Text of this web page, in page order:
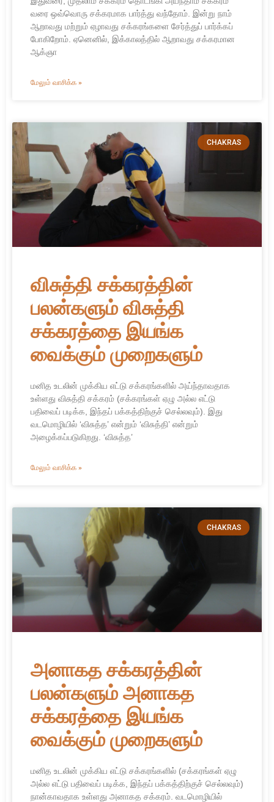
வரை ஒவ்வொரு சக்கரமாக பார்த்து வந்தோம். இன்று நாம்
ஆறாவது மற்றும் ஏழாவது சக்கரங்களை சேர்த்துப் பார்க்கப்
போகிறோம். ஏனெனில், இக்காலத்தில் ஆறாவது சக்கரமான
ஆக்ஞா
மேலும் வாசிக்க »
CHAKRAS
விசுத்தி சக்கரத்தின்
பலன்களும் விசுத்தி
சக்கரத்தை இயங்க
வைக்கும் முறைகளும்
மனித உடலின் முக்கிய எட்டு சக்கரங்களில் அய்ந்தாவதாக
உள்ளது விசுத்தி சக்கரம் (சக்கரங்கள் ஏழு அல்ல எட்டு
பதிவைப் படிக்க, இந்தப் பக்கத்திற்குச் செல்லவும்). இது
வடமொழியில் ‘விசுத்த’ என்றும் ‘விசுத்தி’ என்றும்
அழைக்கப்படுகிறது. ‘விசுத்த’
மேலும் வாசிக்க »
CHAKRAS
அனாகத சக்கரத்தின்
பலன்களும் அனாகத
சக்கரத்தை இயங்க
வைக்கும் முறைகளும்
மனித உடலின் முக்கிய எட்டு சக்கரங்களில் (சக்கரங்கள் ஏழு
அல்ல எட்டு பதிவைப் படிக்க, இந்தப் பக்கத்திற்குச் செல்லவும்)
நான்காவதாக உள்ளது அனாகத சக்கரம். வடமொழியில்